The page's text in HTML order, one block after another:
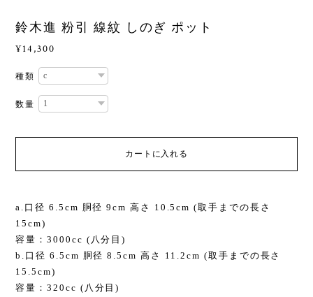
鈴木進 粉引 線紋 しのぎ ポット
¥14,300
種類
数量
カートに入れる
a.口径 6.5cm 胴径 9cm 高さ 10.5cm (取手までの長さ
15cm)
容量：3000cc (八分目)
b.口径 6.5cm 胴径 8.5cm 高さ 11.2cm (取手までの長さ
15.5cm)
容量：320cc (八分目)